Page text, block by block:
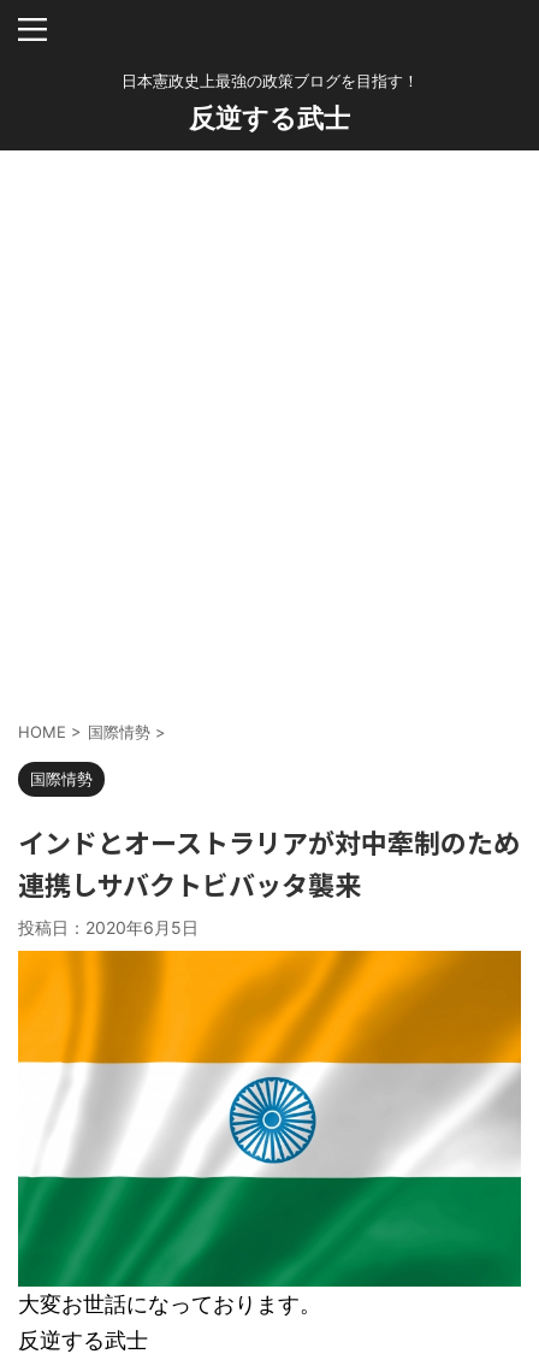
日本憲政史上最強の政策ブログを目指す！
反逆する武士
HOME > 国際情勢 >
国際情勢
インドとオーストラリアが対中牽制のため
連携しサバクトビバッタ襲来
投稿日： 2020年6月5日
大変お世話になっております。
反逆する武士